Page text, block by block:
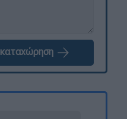
καταχώρηση